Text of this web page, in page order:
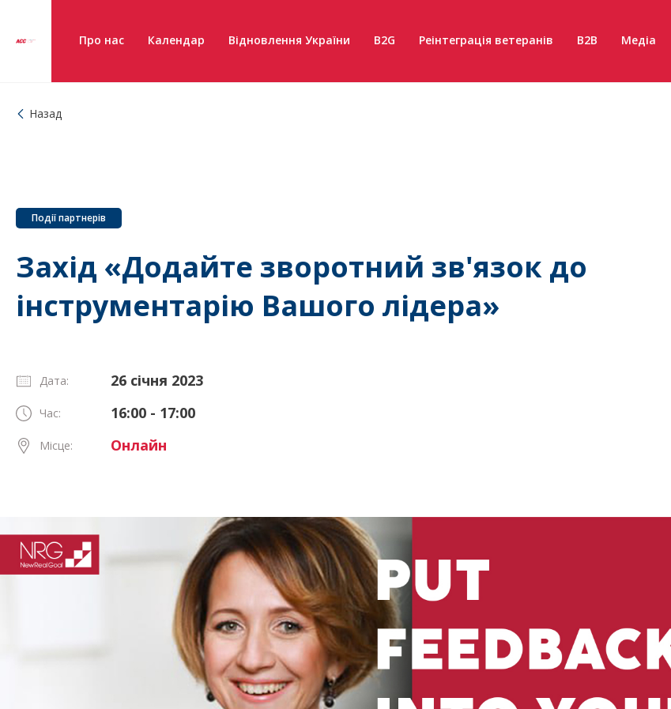
Про нас Календар Відновлення України B2G Реінтеграція ветеранів B2B Медіа
Назад
Події партнерів
Захід «Додайте зворотний зв'язок до
інструментарію Вашого лідера»
Дата: 26 січня 2023
Час: 16:00 - 17:00
Місце: Онлайн